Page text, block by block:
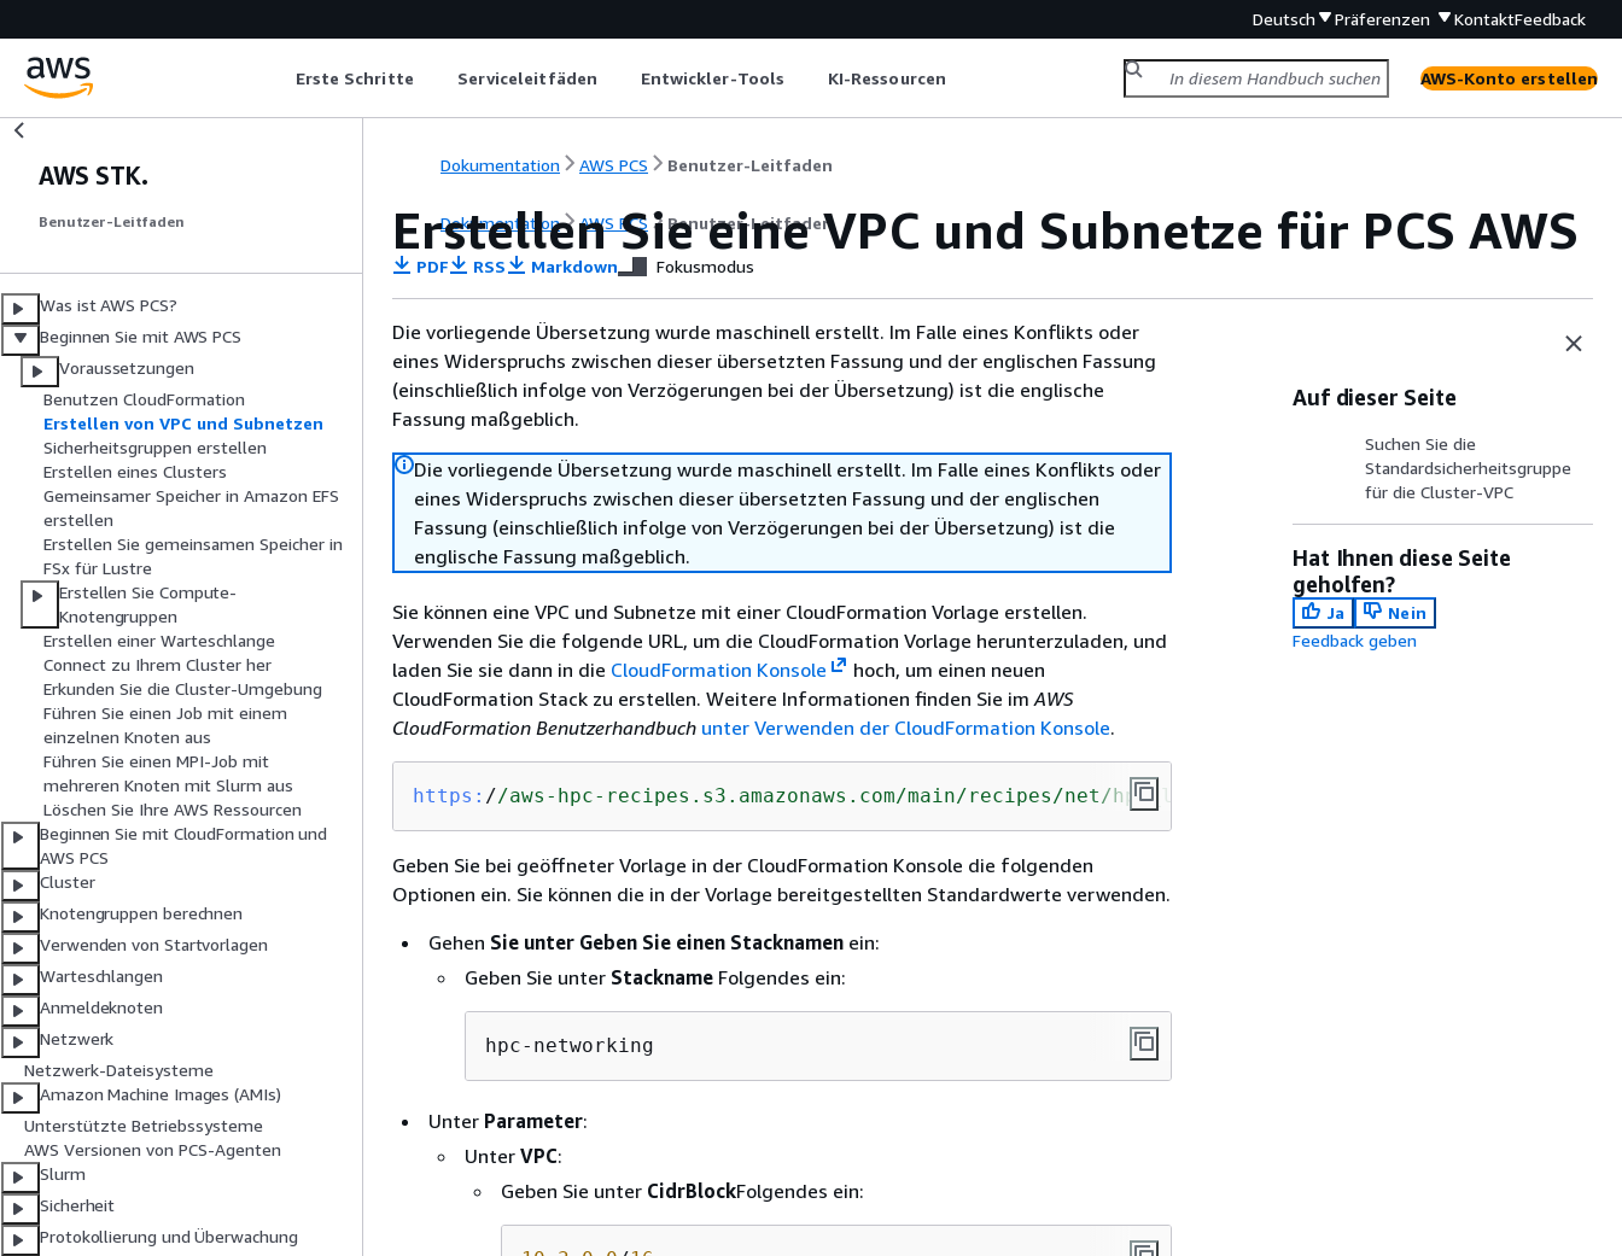
Deutsch Präferenzen KontaktFeedback
Erste Schritte Serviceleitfäden Entwickler-Tools KI-Ressourcen AWS-Konto erstellen
AWS STK.
Benutzer-Leitfaden
Was ist AWS PCS?
Beginnen Sie mit AWS PCS
Voraussetzungen
Benutzen CloudFormation
Erstellen von VPC und Subnetzen
Sicherheitsgruppen erstellen
Erstellen eines Clusters
Gemeinsamer Speicher in Amazon EFS
erstellen
Erstellen Sie gemeinsamen Speicher in
FSx für Lustre
Erstellen Sie Compute-
Knotengruppen
Erstellen einer Warteschlange
Connect zu Ihrem Cluster her
Erkunden Sie die Cluster-Umgebung
Führen Sie einen Job mit einem
einzelnen Knoten aus
Führen Sie einen MPI-Job mit
mehreren Knoten mit Slurm aus
Löschen Sie Ihre AWS Ressourcen
Beginnen Sie mit CloudFormation und
AWS PCS
Cluster
Knotengruppen berechnen
Verwenden von Startvorlagen
Warteschlangen
Anmeldeknoten
Netzwerk
Netzwerk-Dateisysteme
Amazon Machine Images (AMIs)
Unterstützte Betriebssysteme
AWS Versionen von PCS-Agenten
Slurm
Sicherheit
Protokollierung und Überwachung
Dokumentation AWS PCS Benutzer-Leitfaden
Dokumentation AWS PCS Benutzer-Leitfaden
Erstellen Sie eine VPC und Subnetze für PCS AWS
PDF RSS Markdown Fokusmodus
Die vorliegende Übersetzung wurde maschinell erstellt. Im Falle eines Konflikts oder
eines Widerspruchs zwischen dieser übersetzten Fassung und der englischen Fassung
(einschließlich infolge von Verzögerungen bei der Übersetzung) ist die englische
Fassung maßgeblich.
Die vorliegende Übersetzung wurde maschinell erstellt. Im Falle eines Konflikts oder
eines Widerspruchs zwischen dieser übersetzten Fassung und der englischen
Fassung (einschließlich infolge von Verzögerungen bei der Übersetzung) ist die
englische Fassung maßgeblich.
Sie können eine VPC und Subnetze mit einer CloudFormation Vorlage erstellen.
Verwenden Sie die folgende URL, um die CloudFormation Vorlage herunterzuladen, und
laden Sie sie dann in die CloudFormation Konsole
hoch, um einen neuen
CloudFormation Stack zu erstellen. Weitere Informationen finden Sie imAWS
CloudFormation Benutzerhandbuch unter Verwenden der CloudFormation Konsole.
https: //aws-hpc-recipes.s3.amazonaws.com/main/recipes/net/hpc_large_scale/assets
Geben Sie bei geöffneter Vorlage in der CloudFormation Konsole die folgenden
Optionen ein. Sie können die in der Vorlage bereitgestellten Standardwerte verwenden.
Gehen Sie unter Geben Sie einen Stacknamen ein:
Geben Sie unter Stackname Folgendes ein:
hpc-networking
Unter Parameter:
Unter VPC:
Geben Sie unter CidrBlockFolgendes ein:
Auf dieser Seite
Suchen Sie die
Standardsicherheitsgruppe
für die Cluster-VPC
Hat Ihnen diese Seite
geholfen?
Ja
Nein
Feedback geben